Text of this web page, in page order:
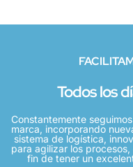
Todos los
Constantemente
marca, incorporando
sistema de logística,
para agilizar los
fin de tener un